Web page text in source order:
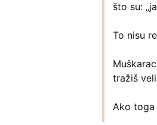
što su:
To nisu
tražiš
Ako toga